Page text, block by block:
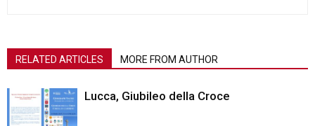
RELATED ARTICLES MORE FROM AUTHOR
Lucca, Giubileo della Croce